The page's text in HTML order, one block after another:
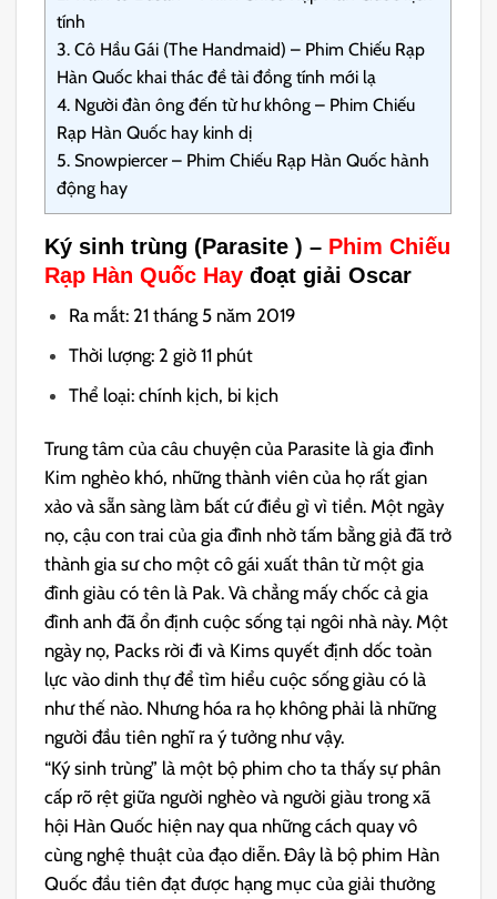
tính
3. Cô Hầu Gái (The Handmaid) – Phim Chiếu Rạp
Hàn Quốc khai thác đề tài đồng tính mới lạ
4. Người đàn ông đến từ hư không – Phim Chiếu
Rạp Hàn Quốc hay kinh dị
5. Snowpiercer – Phim Chiếu Rạp Hàn Quốc hành
động hay
Ký sinh trùng (Parasite ) – Phim Chiếu
Rạp Hàn Quốc Hay đoạt giải Oscar
Ra mắt: 21 tháng 5 năm 2019
Thời lượng: 2 giờ 11 phút
Thể loại: chính kịch, bi kịch
Trung tâm của câu chuyện của Parasite là gia đình
Kim nghèo khó, những thành viên của họ rất gian
xảo và sẵn sàng làm bất cứ điều gì vì tiền. Một ngày
nọ, cậu con trai của gia đình nhờ tấm bằng giả đã trở
thành gia sư cho một cô gái xuất thân từ một gia
đình giàu có tên là Pak. Và chẳng mấy chốc cả gia
đình anh đã ổn định cuộc sống tại ngôi nhà này. Một
ngày nọ, Packs rời đi và Kims quyết định dốc toàn
lực vào dinh thự để tìm hiểu cuộc sống giàu có là
như thế nào. Nhưng hóa ra họ không phải là những
người đầu tiên nghĩ ra ý tưởng như vậy.
“Ký sinh trùng” là một bộ phim cho ta thấy sự phân
cấp rõ rệt giữa người nghèo và người giàu trong xã
hội Hàn Quốc hiện nay qua những cách quay vô
cùng nghệ thuật của đạo diễn. Đây là bộ phim Hàn
Quốc đầu tiên đạt được hạng mục của giải thưởng